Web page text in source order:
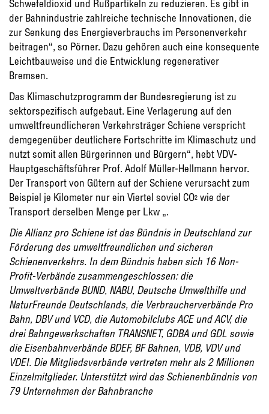
Schwefeldioxid und Rußpartikeln zu reduzieren. Es gibt in
der Bahnindustrie zahlreiche technische Innovationen, die
zur Senkung des Energieverbrauchs im Personenverkehr
beitragen“, so Pörner. Dazu gehören auch eine konsequente
Leichtbauweise und die Entwicklung regenerativer
Bremsen.
Das Klimaschutzprogramm der Bundesregierung ist zu
sektorspezifisch aufgebaut. Eine Verlagerung auf den
umweltfreundlicheren Verkehrsträger Schiene verspricht
demgegenüber deutlichere Fortschritte im Klimaschutz und
nutzt somit allen Bürgerinnen und Bürgern“, hebt VDV-
Hauptgeschäftsführer Prof. Adolf Müller-Hellmann hervor.
Der Transport von Gütern auf der Schiene verursacht zum
Beispiel je Kilometer nur ein Viertel soviel CO2 wie der
Transport derselben Menge per Lkw „.
Die Allianz pro Schiene ist das Bündnis in Deutschland zur
Förderung des umweltfreundlichen und sicheren
Schienenverkehrs. In dem Bündnis haben sich 16 Non-
Profit-Verbände zusammengeschlossen: die
Umweltverbände BUND, NABU, Deutsche Umwelthilfe und
NaturFreunde Deutschlands, die Verbraucherverbände Pro
Bahn, DBV und VCD, die Automobilclubs ACE und ACV, die
drei Bahngewerkschaften TRANSNET, GDBA und GDL sowie
die Eisenbahnverbände BDEF, BF Bahnen, VDB, VDV und
VDEI. Die Mitgliedsverbände vertreten mehr als 2 Millionen
Einzelmitglieder. Unterstützt wird das Schienenbündnis von
79 Unternehmen der Bahnbranche